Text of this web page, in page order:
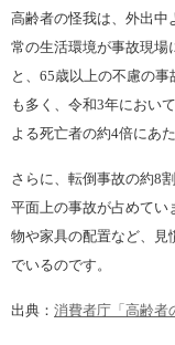
高齢者の怪我は、外出中
常の生活環境が事故現場
と、65歳以上の不慮の
も多く、令和3年におい
よる死亡者の約4倍にあ
さらに、転倒事故の約8
平面上の事故が占めてい
物や家具の配置など、見
でいるのです。
出典： 消費者庁「高齢者